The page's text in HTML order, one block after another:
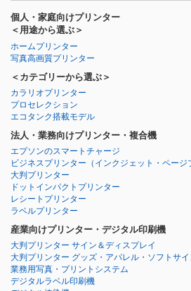
個人・家庭向けプリンター
＜用途から選ぶ＞
ホームプリンター
写真高画質プリンター
＜カテゴリーから選ぶ＞
カラリオプリンター
プロセレクション
エコタンク搭載モデル
法人・業務向けプリンター・複合機
エプソンのスマートチャージ
ビジネスプリンター （インクジェット・ページ
大判プリンター
ドットインパクトプリンター
レシートプリンター
ラベルプリンター
産業向けプリンター・デジタル印刷機
大判プリンター サイン＆ディスプレイ
大判プリンター グッズ・アパレル・ソフトサイ
業務用写真・プリントシステム
デジタルラベル印刷機